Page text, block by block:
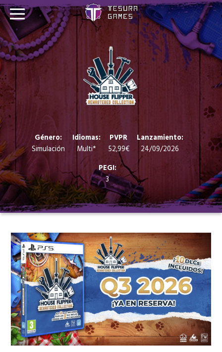
Género:
Simulación
Idiomas:
Multi*
PVPR
52,99€
Lanzamiento:
24/09/2026
PEGI:
3
Juegos
Store
Blog
Contacto
Nuestras redes:
Idiomas: